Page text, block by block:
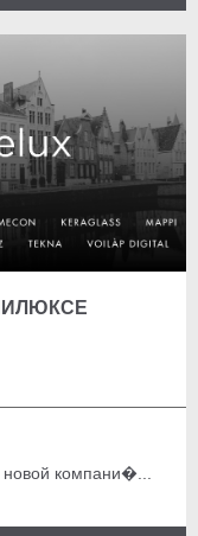
компани�...